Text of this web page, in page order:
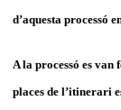
d’aquesta processó
A la processó es
places de l’itinerari